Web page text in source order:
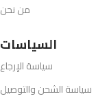
من نحن
السياسات
سياسة الإرجاع
سياسة الشحن والتوصيل